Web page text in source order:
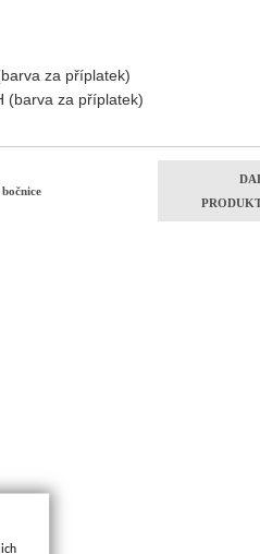
za příplatek)
(barva za příplatek)